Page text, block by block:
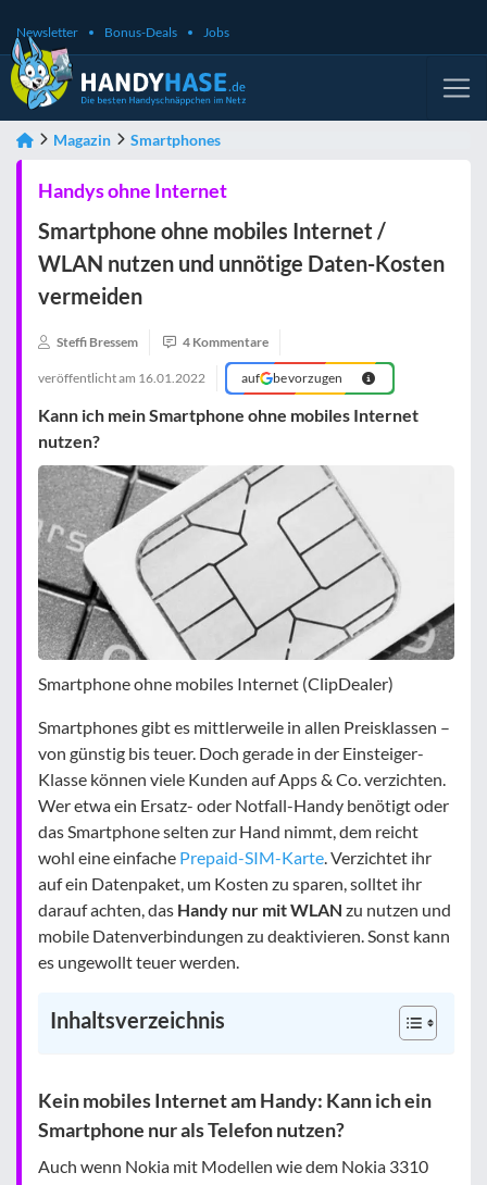
Newsletter Bonus-Deals Jobs
Magazin Smartphones
Handys ohne Internet
Smartphone ohne mobiles Internet /
WLAN nutzen und unnötige Daten-Kosten
vermeiden
Steffi Bressem 4 Kommentare
veröffentlicht am 16.01.2022 auf bevorzugen
Kann ich mein Smartphone ohne mobiles Internet
nutzen?
Smartphone ohne mobiles Internet (ClipDealer)
Smartphones gibt es mittlerweile in allen Preisklassen –
von günstig bis teuer. Doch gerade in der Einsteiger-
Klasse können viele Kunden auf Apps & Co. verzichten.
Wer etwa ein Ersatz- oder Notfall-Handy benötigt oder
das Smartphone selten zur Hand nimmt, dem reicht
wohl eine einfache Prepaid-SIM-Karte. Verzichtet ihr
auf ein Datenpaket, um Kosten zu sparen, solltet ihr
darauf achten, das Handy nur mit WLAN zu nutzen und
mobile Datenverbindungen zu deaktivieren. Sonst kann
es ungewollt teuer werden.
Inhaltsverzeichnis
Kein mobiles Internet am Handy: Kann ich ein
Smartphone nur als Telefon nutzen?
Auch wenn Nokia mit Modellen wie dem Nokia 3310